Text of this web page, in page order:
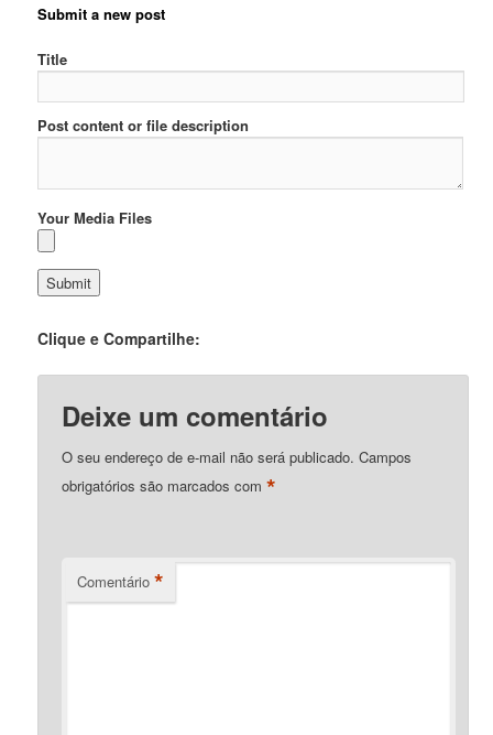
Submit a new post
Title
Post content or file description
Your Media Files
Clique e Compartilhe:
Deixe um comentário
O seu endereço de e-mail não será publicado. Campos
obrigatórios são marcados com*
Comentário *